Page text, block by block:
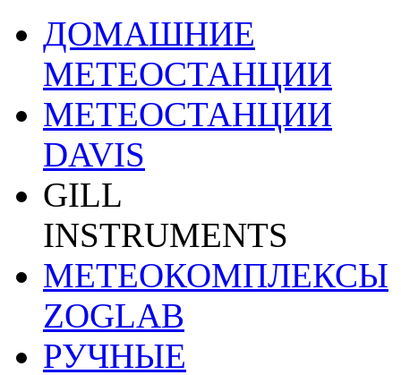
ДОМАШНИЕ
МЕТЕОСТАНЦИИ
МЕТЕОСТАНЦИИ
DAVIS
GILL
INSTRUMENTS
МЕТЕОКОМПЛЕКСЫ
ZOGLAB
РУЧНЫЕ